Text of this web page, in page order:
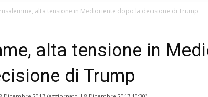
alta tensione in Medioriente dopo la decisione di Trump
alta tensione in
di Trump